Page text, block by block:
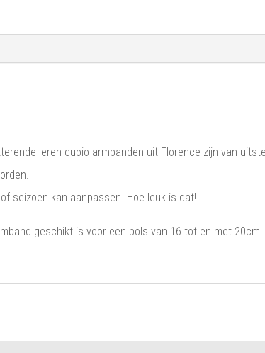
leren cuoio armbanden uit Florence zijn van
seizoen kan aanpassen. Hoe leuk is dat!
geschikt is voor een pols van 16 tot en met 20cm.